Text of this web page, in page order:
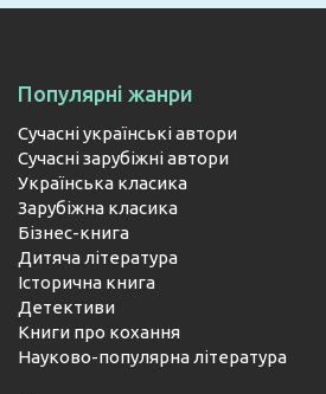
Популярні жанри
Сучасні українські автори
Сучасні зарубіжні автори
Українська класика
Зарубіжна класика
Бізнес-книга
Дитяча література
Історична книга
Детективи
Книги про кохання
Науково-популярна література